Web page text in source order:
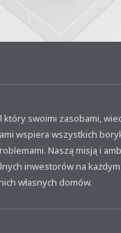
który swoimi zasobami,
wspiera wszystkich
Naszą misją i
inwestorów na
własnych domów.